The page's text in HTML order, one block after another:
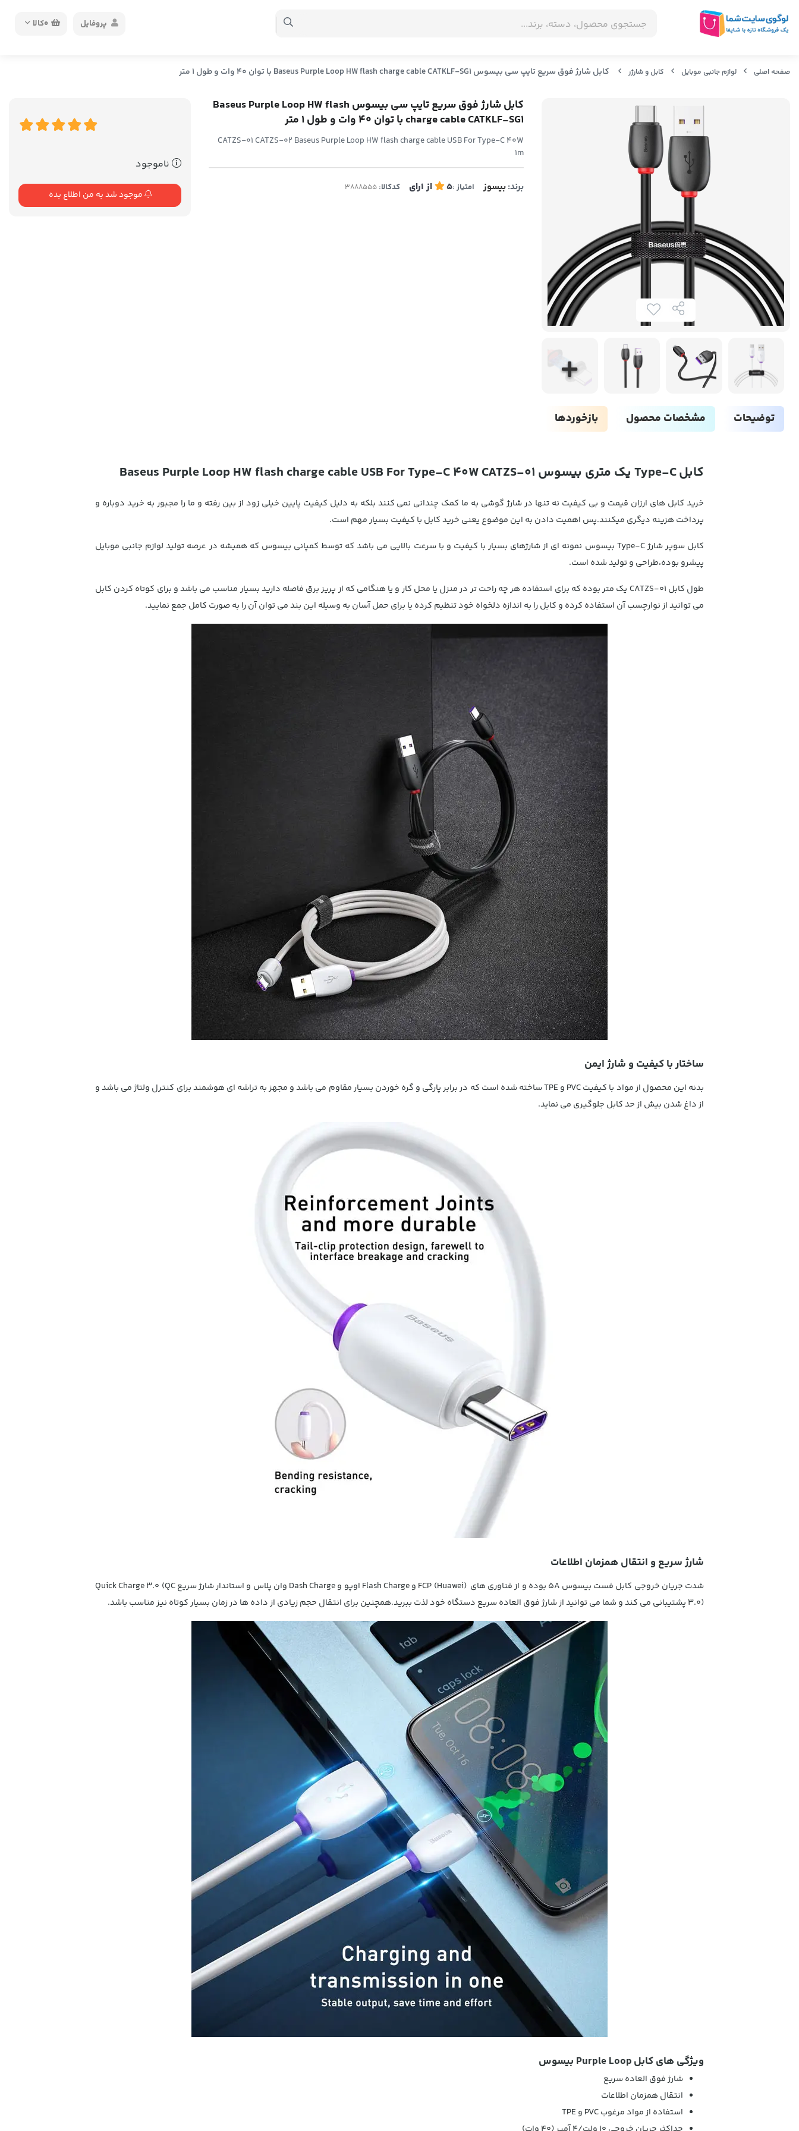
0کالا پروفایل
صفحه اصلی لوازم جانبی موبایل کابل و شارژر کابل شارژ فوق سریع تایپ سی بیسوس Baseus Purple Loop HW flash charge cable CATKLF-SG1 با توان 40 وات و طول 1 متر
کابل شارژ فوق سریع تایپ سی بیسوس Baseus Purple Loop HW flash
charge cable CATKLF-SG1 با توان 40 وات و طول 1 متر
CATZS-01 CATZS-02 Baseus Purple Loop HW flash charge cable USB For Type-C 40W
1m
برند:بیسوز امتیاز :5 از 1رای کدکالا:
ناموجود
موجود شد به من اطلاع بده
توضیحات مشخصات محصول بازخوردها
کابل Type-C یک متری بیسوس Baseus Purple Loop HW flash charge cable USB For Type-C 40W CATZS-01
خرید کابل های ارزان قیمت و بی کیفیت نه تنها در شارژ گوشی به ما کمک چندانی نمی کنند بلکه به دلیل کیفیت پایین خیلی زود از بین رفته و ما را مجبور به خرید دوباره و
پرداخت هزینه دیگری میکنند.پس اهمیت دادن به این موضوع یعنی خرید کابل با کیفیت بسیار مهم است.
کابل سوپر شارژType-C
بیسوس نمونه ای از شارژهای بسیار با کیفیت و با سرعت بالایی می باشد که توسط کمپانی بیسوس که همیشه در عرصه تولید لوازم جانبی موبایل
پیشرو بوده،طراحی و تولید شده است.
طول کابل CATZS-01 یک متر بوده که برای استفاده هر چه راحت تر در منزل یا محل کار و یا هنگامی که از پریز برق فاصله دارید بسیار مناسب می باشد و برای کوتاه کردن کابل
می توانید از نوارچسب آن استفاده کرده و کابل را به اندازه دلخواه خود تنظیم کرده یا برای حمل آسان به وسیله این بند می توان آن را به صورت کامل جمع نمایید.
ساختار با کیفیت و شارژ ایمن
بدنه این محصول از مواد با کیفیت PVC و TPE ساخته شده است که در برابر پارگی و گره خوردن بسیار مقاوم می باشد و مجهز به تراشه ای هوشمند برای کنترل ولتاژ می باشد و
از داغ شدن بیش از حد کابل جلوگیری می نماید.
شارژ سریع و انتقال همزمان اطلاعات
شدت جریان خروجی کابل فست بیسوس 5A بوده و از فناوری های FCP (Huawei) و Flash Charge اوپو و Dash Charge وان پلاس و استاندار شارژ سریع Quick Charge 3.0 (QC
3.0) پشتیبانی می کند و شما می توانید از شارژ فوق العاده سریع دستگاه خود لذت ببرید.
همچنین برای انتقال حجم زیادی از داده ها در زمان بسیار کوتاه نیز مناسب باشد.
ویژگی های کابل Purple Loop بیسوس
شارژ فوق العاده سریع
انتقال همزمان اطلاعات
استفاده از مواد مرغوب PVC و TPE